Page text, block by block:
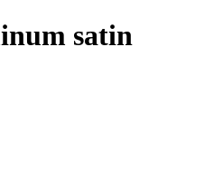
satin